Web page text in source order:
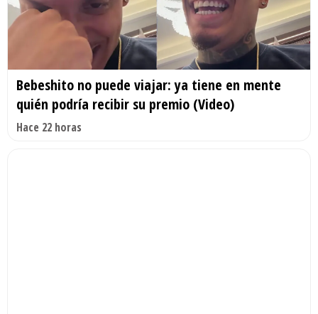
Bebeshito no puede viajar: ya tiene en mente
quién podría recibir su premio (Video)
Hace 22 horas